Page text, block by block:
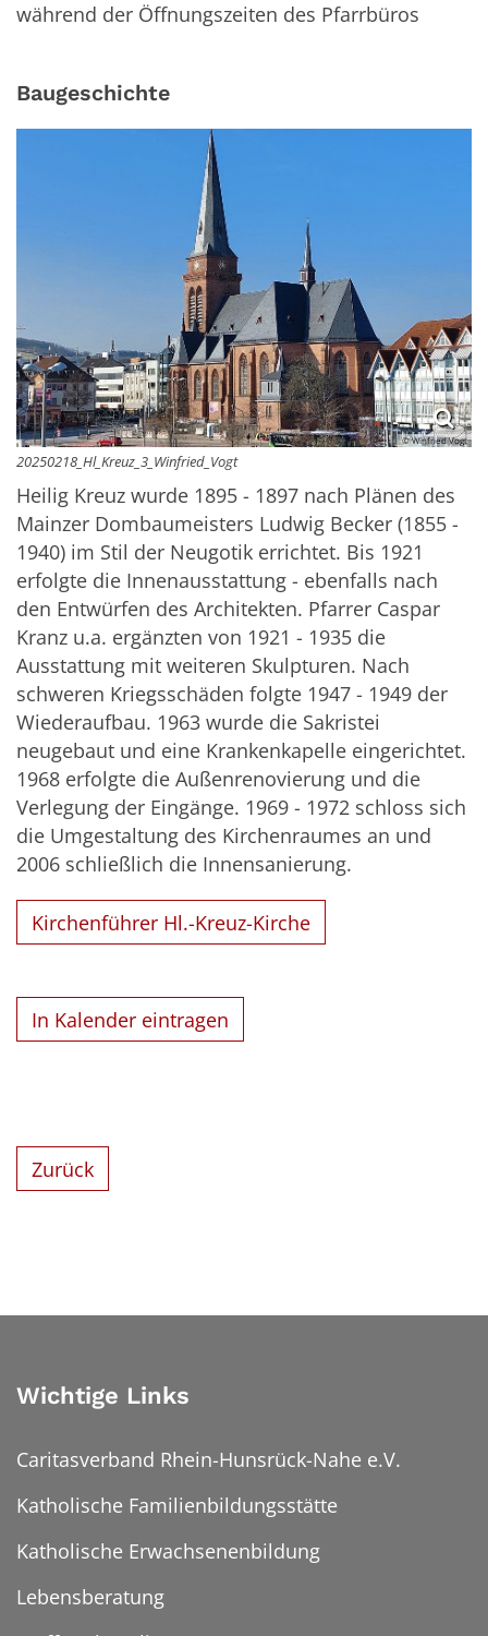
während der Öffnungszeiten des Pfarrbüros
Baugeschichte
© Winfried Vogt
20250218_Hl_Kreuz_3_Winfried_Vogt
Heilig Kreuz wurde 1895 - 1897 nach Plänen des
Mainzer Dombaumeisters Ludwig Becker (1855 -
1940) im Stil der Neugotik errichtet. Bis 1921
erfolgte die Innenausstattung - ebenfalls nach
den Entwürfen des Architekten. Pfarrer Caspar
Kranz u.a. ergänzten von 1921 - 1935 die
Ausstattung mit weiteren Skulpturen. Nach
schweren Kriegsschäden folgte 1947 - 1949 der
Wiederaufbau. 1963 wurde die Sakristei
neugebaut und eine Krankenkapelle eingerichtet.
1968 erfolgte die Außenrenovierung und die
Verlegung der Eingänge. 1969 - 1972 schloss sich
die Umgestaltung des Kirchenraumes an und
2006 schließlich die Innensanierung.
Kirchenführer Hl.-Kreuz-Kirche
In Kalender eintragen
Zurück
Wichtige Links
Caritasverband Rhein-Hunsrück-Nahe e.V.
Katholische Familienbildungsstätte
Katholische Erwachsenenbildung
Lebensberatung